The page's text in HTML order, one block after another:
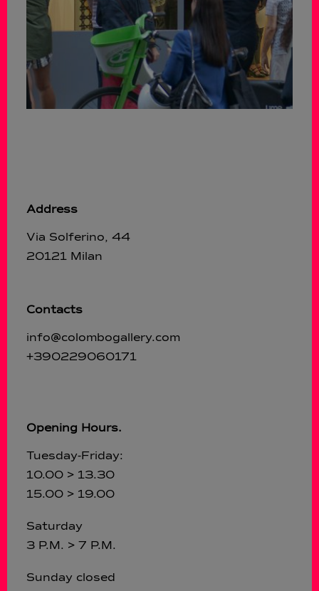
Address
Via Solferino, 44
20121 Milan
Contacts
info@colombogallery.com
+390229060171
Opening Hours.
Tuesday-Friday:
10.00 > 13.30
15.00 > 19.00
Saturday
3 P.M. > 7 P.M.
Sunday closed